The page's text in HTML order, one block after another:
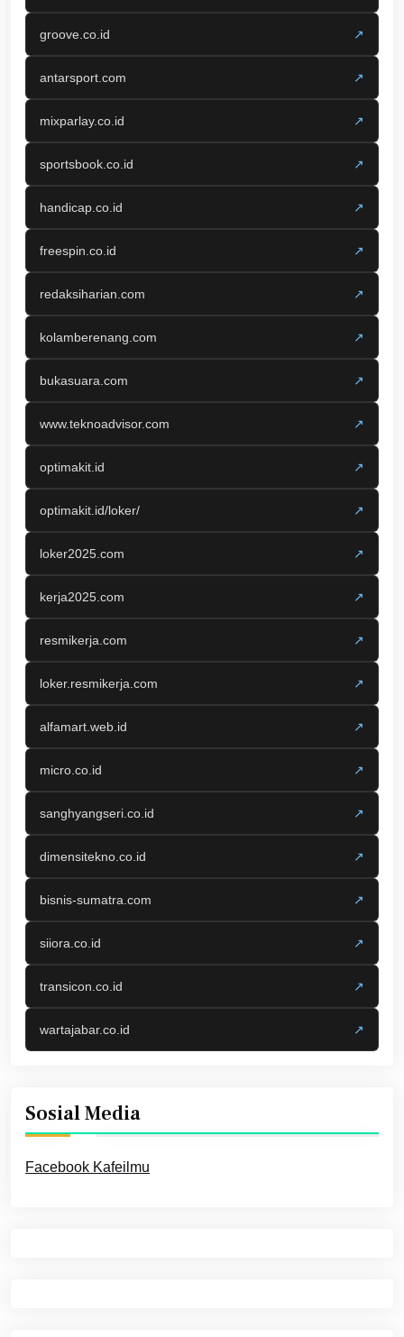
groove.co.id ↗
antarsport.com ↗
mixparlay.co.id ↗
sportsbook.co.id ↗
handicap.co.id ↗
freespin.co.id ↗
redaksiharian.com ↗
kolamberenang.com ↗
bukasuara.com ↗
www.teknoadvisor.com ↗
optimakit.id ↗
optimakit.id/loker/ ↗
loker2025.com ↗
kerja2025.com ↗
resmikerja.com ↗
loker.resmikerja.com ↗
alfamart.web.id ↗
micro.co.id ↗
sanghyangseri.co.id ↗
dimensitekno.co.id ↗
bisnis-sumatra.com ↗
siiora.co.id ↗
transicon.co.id ↗
wartajabar.co.id ↗
Sosial Media
Facebook Kafeilmu